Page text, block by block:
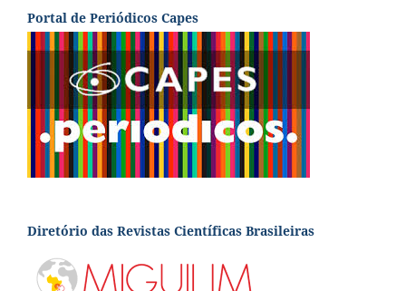
Portal de Periódicos Capes
Diretório das Revistas Científicas Brasileiras